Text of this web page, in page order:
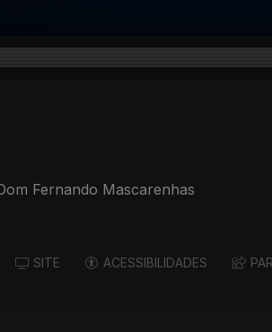
Fernando Mascarenhas
SITE ACESSIBILIDADES